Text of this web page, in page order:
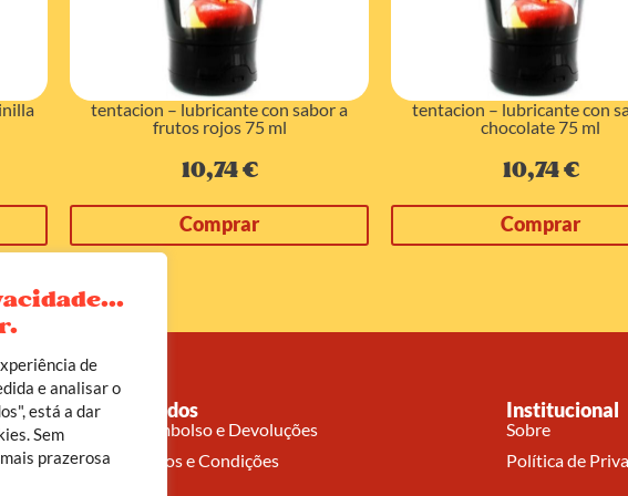
de
e analisar o
está a dar
Sem
prazerosa
tentacion – lubricante con sabor a
frutos rojos 75 ml
10,74€
Comprar
tentacion – lubricante con
chocolate 75 ml
10,74€
Comprar
É um
o
caminho
Pedidos
Reembolso e Devoluções
Termos e Condições
Institucional
Sobre
Política de